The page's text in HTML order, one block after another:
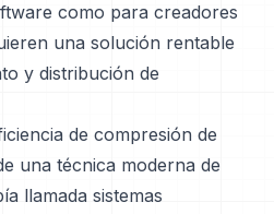
como para creadores
una solución rentable
y distribución de
de compresión de
una técnica moderna de
llamada sistemas